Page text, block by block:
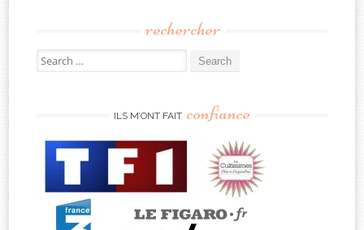
rechercher
Search
for:
ILS M’ONT FAIT confiance